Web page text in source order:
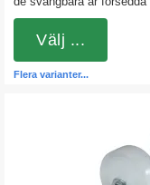
under gaffeltunnlarna på
rullar lätt även vid tyngre
Flera varianter...
Välj ...